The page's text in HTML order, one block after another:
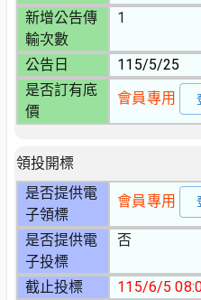
新增公告傳
輸次數
1
公告日
115/5/25
是否訂有底
價
會員專用
領投開標
是否提供電
子領標
會員專用
是否提供電
子投標
否
截止投標
115/6/5